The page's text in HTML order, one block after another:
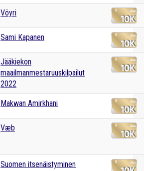
Vöyri
Sami Kapanen
Jääkiekon
maailmanmestaruuskilpailut
2022
Makwan Amirkhani
Væb
Suomen itsenäistyminen